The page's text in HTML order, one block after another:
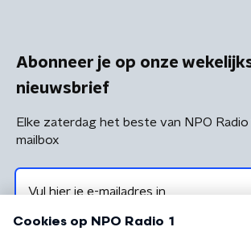
Abonneer je op onze
nieuwsbrief
Elke zaterdag het beste van NPO Radio
mailbox